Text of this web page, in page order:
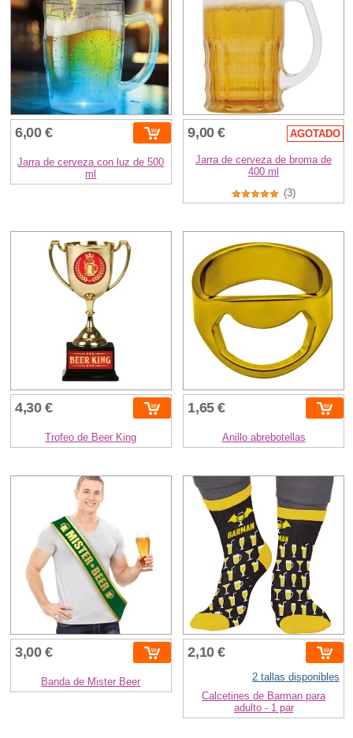
6,00 €
Jarra de cerveza con luz de 500
ml
9,00 € AGOTADO
Jarra de cerveza de broma de
400 ml
(3)
4,30 €
Trofeo de Beer King
1,65 €
Anillo abrebotellas
3,00 €
Banda de Mister Beer
2,10 €
2 tallas disponibles
Calcetines de Barman para
adulto - 1 par